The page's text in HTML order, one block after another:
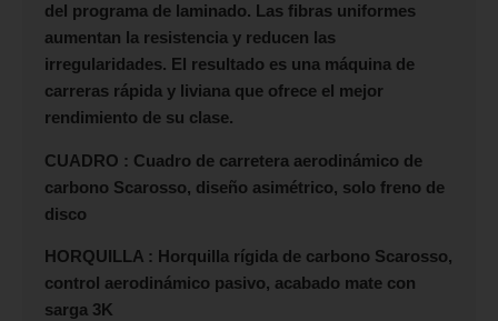
del programa de laminado. Las fibras uniformes
aumentan la resistencia y reducen las
irregularidades. El resultado es una máquina de
carreras rápida y liviana que ofrece el mejor
rendimiento de su clase.
CUADRO : Cuadro de carretera aerodinámico de
carbono Scarosso, diseño asimétrico, solo freno de
disco
HORQUILLA : Horquilla rígida de carbono Scarosso,
control aerodinámico pasivo, acabado mate con
sarga 3K